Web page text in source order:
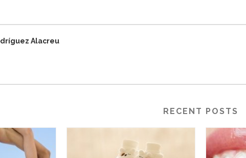
Alacreu
RECENT POSTS